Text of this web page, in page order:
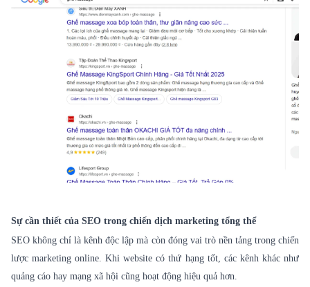
Sự cần thiết của SEO trong chiến dịch marketing tổng thể
SEO không chỉ là kênh độc lập mà còn đóng vai trò nền tảng trong chiến
lược marketing online. Khi website có thứ hạng tốt, các kênh khác như
quảng cáo hay mạng xã hội cũng hoạt động hiệu quả hơn.